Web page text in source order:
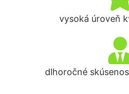
vysoká úroveň
dlhoročné